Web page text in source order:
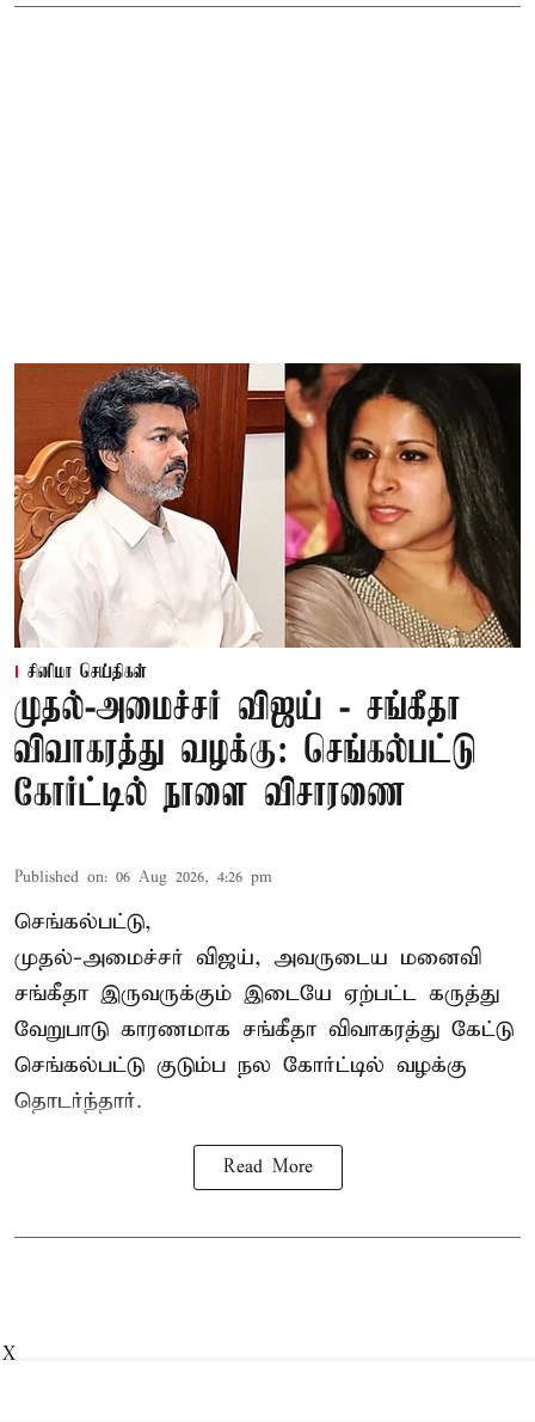
சினிமா செய்திகள்
முதல்-அமைச்சர் விஜய் - சங்கீதா
விவாகரத்து வழக்கு: செங்கல்பட்டு
கோர்ட்டில் நாளை விசாரணை
Published on: 06 Aug 2026, 4:26 pm
செங்கல்பட்டு,
முதல்-அமைச்சர் விஜய், அவருடைய மனைவி
சங்கீதா இருவருக்கும் இடையே ஏற்பட்ட கருத்து
வேறுபாடு காரணமாக சங்கீதா விவாகரத்து கேட்டு
செங்கல்பட்டு குடும்ப நல கோர்ட்டில் வழக்கு
தொடர்ந்தார்.
Read More
X